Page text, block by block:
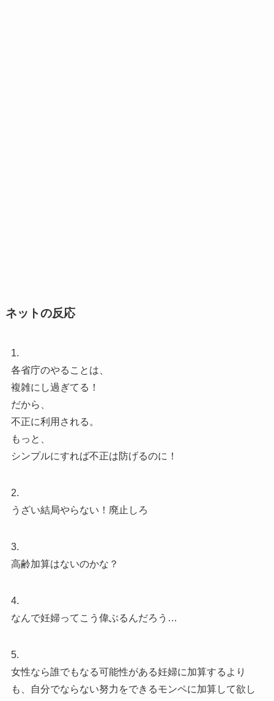
ネットの反応
1.
各省庁のやることは、
複雑にし過ぎてる！
だから、
不正に利用される。
もっと、
シンプルにすれば不正は防げるのに！
2.
うざい結局やらない！廃止しろ
3.
高齢加算はないのかな？
4.
なんで妊婦ってこう偉ぶるんだろう…
5.
女性なら誰でもなる可能性がある妊婦に加算するより
も、自分でならない努力をできるモンペに加算して欲し